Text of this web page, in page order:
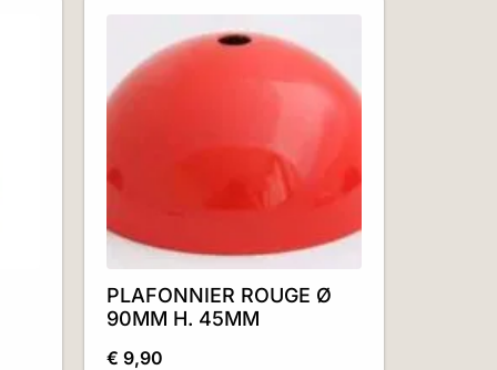
PLAFONNIER ROUGE Ø
90MM H. 45MM
€ 9,90